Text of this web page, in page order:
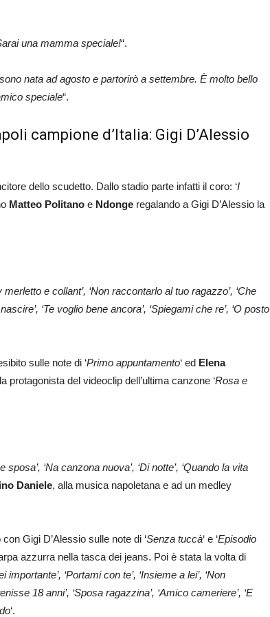
una mamma speciale!“.
nata ad agosto e partorirò a settembre. È molto bello
speciale“.
campione d’Italia: Gigi D’Alessio
dello scudetto. Dallo stadio parte infatti il coro: ‘I
Matteo Politano e Ndonge regalando a Gigi D’Alessio la
e collant’, ‘Non raccontarlo al tuo ragazzo’, ‘Che
‘Te voglio bene ancora’, ‘Spiegami che re’, ‘O posto
sulle note di ‘Primo appuntamento‘ ed Elena
protagonista del videoclip dell’ultima canzone ‘Rosa e
sposa’, ‘Na canzona nuova’, ‘Di notte’, ‘Quando la vita
Daniele, alla musica napoletana e ad un medley
Gigi D’Alessio sulle note di ‘Senza tuccà‘ e ‘Episodio
azzurra nella tasca dei jeans. Poi è stata la volta di
importante’, ‘Portami con te’, ‘Insieme a lei’, ‘Non
18 anni’, ‘Sposa ragazzina’, ‘Amico cameriere’, ‘E
‘.